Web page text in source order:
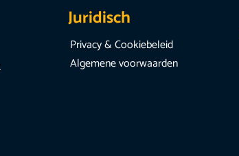
Juridisch
Privacy & Cookiebeleid
Algemene voorwaarden